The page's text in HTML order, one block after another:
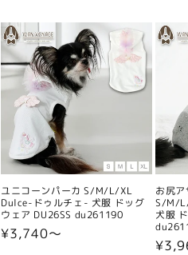
ユニコーンパーカ S/M/L/XL
Dulce-ドゥルチェ- 犬服 ドッグ
ウェア DU26SS du261190
通
¥3,740〜
お尻
S/M/
犬服
通